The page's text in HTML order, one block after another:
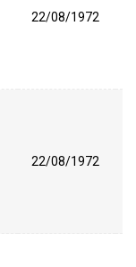
22/08/1972
22/08/1972